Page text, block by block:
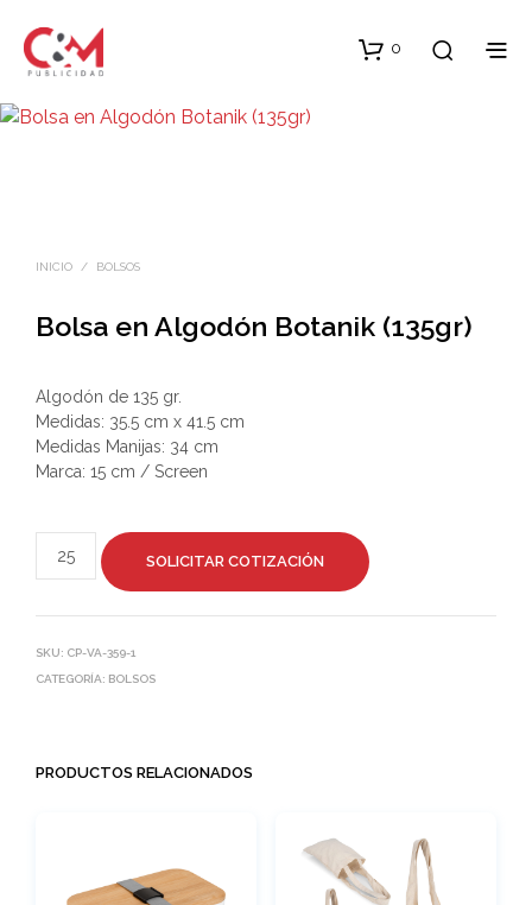
0
INICIO / BOLSOS
Bolsa en Algodón Botanik (135gr)
Algodón de 135 gr.
Medidas: 35.5 cm x 41.5 cm
Medidas Manijas: 34 cm
Marca: 15 cm / Screen
SOLICITAR COTIZACIÓN
SKU: CP-VA-359-1
CATEGORÍA: BOLSOS
PRODUCTOS RELACIONADOS